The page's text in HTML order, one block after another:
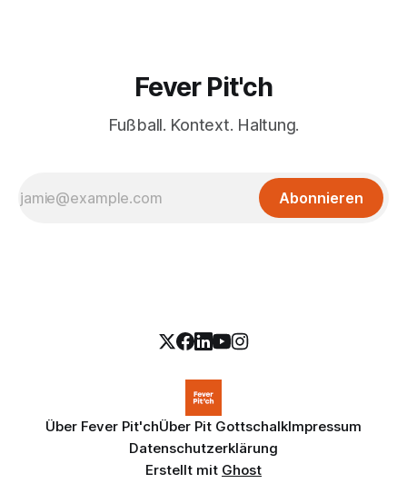
Fever Pit'ch
Fußball. Kontext. Haltung.
Abonnieren
Über Fever Pit'chÜber Pit GottschalkImpressum
Datenschutzerklärung
Erstellt mit Ghost